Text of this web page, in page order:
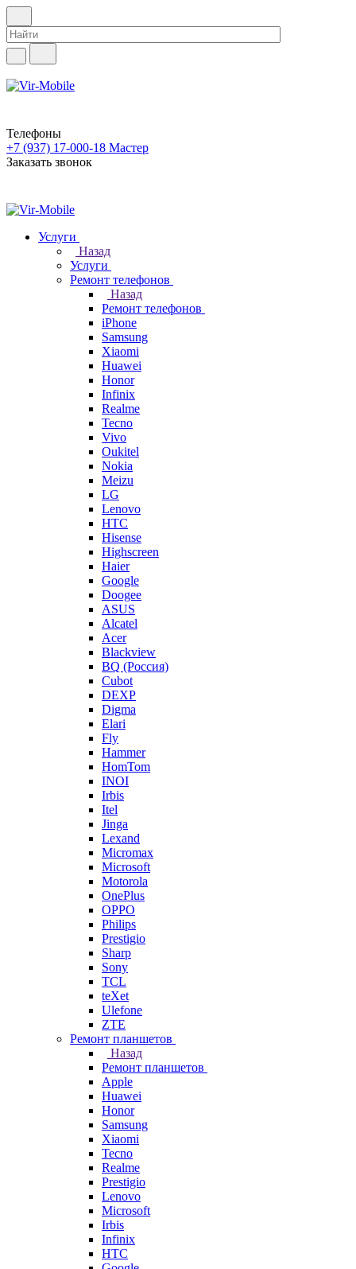
Телефоны
+7 (937) 17-000-18 Мастер
Заказать звонок
Услуги
Назад
Услуги
Ремонт телефонов
Назад
Ремонт телефонов
iPhone
Samsung
Xiaomi
Huawei
Honor
Infinix
Realme
Tecno
Vivo
Oukitel
Nokia
Meizu
LG
Lenovo
HTC
Hisense
Highscreen
Haier
Google
Doogee
ASUS
Alcatel
Acer
Blackview
BQ (Россия)
Cubot
DEXP
Digma
Elari
Fly
Hammer
HomTom
INOI
Irbis
Itel
Jinga
Lexand
Micromax
Microsoft
Motorola
OnePlus
OPPO
Philips
Prestigio
Sharp
Sony
TCL
teXet
Ulefone
ZTE
Ремонт планшетов
Назад
Ремонт планшетов
Apple
Huawei
Honor
Samsung
Xiaomi
Tecno
Realme
Prestigio
Lenovo
Microsoft
Irbis
Infinix
HTC